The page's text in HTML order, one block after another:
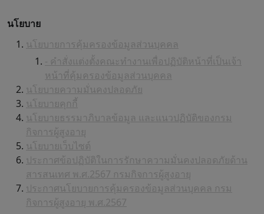
นโยบาย
นโยบายการคุ้มครองข้อมูลส่วนบุคคล
- คำสั่งแต่งตั้งคณะทำงานเพื่อปฏิบัติหน้าที่เป็นเจ้า
หน้าที่คุ้มครองข้อมูลส่วนบุคคล
นโยบายความมั่นคงปลอดภัย
นโยบายคุกกี้
นโยบายธรรมาภิบาลข้อมูล และแนวปฏิบัติของกรม
กิจการผู้สูงอายุ
นโยบายเว็บไซต์
ประกาศข้อปฏิบัติในการรักษาความมั่นคงปลอดภัยด้าน
สารสนเทศ พ.ศ.2567 กรมกิจการผู้สูงอายุ
ประกาศนโยบายการคุ้มครองข้อมูลส่วนบุคคล กรม
กิจการผู้สูงอายุ พ.ศ.2567